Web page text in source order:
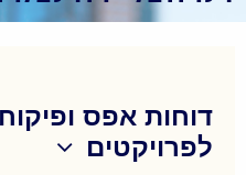
דוחות אפס
לפרויקטים